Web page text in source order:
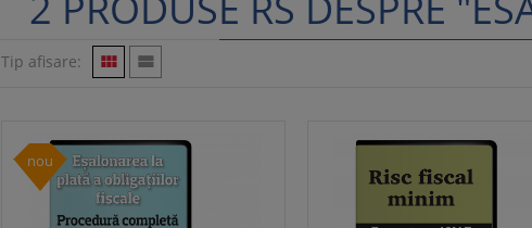
Tip afisare:  
nou